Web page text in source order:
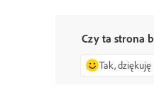
Czy ta strona
Tak, dziękuję